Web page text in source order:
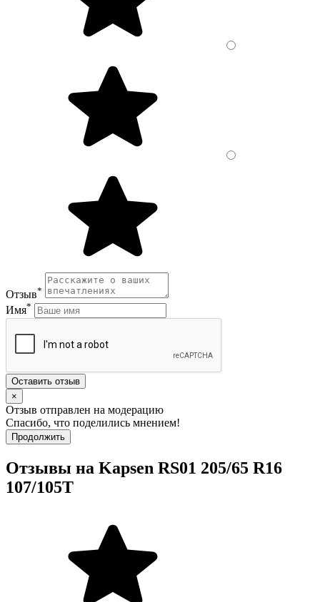
Отзыв*
Имя*
Оставить отзыв
×
Отзыв отправлен на модерацию
Спасибо, что поделились мнением!
Продолжить
Отзывы на Kapsen RS01 205/65 R16
107/105T